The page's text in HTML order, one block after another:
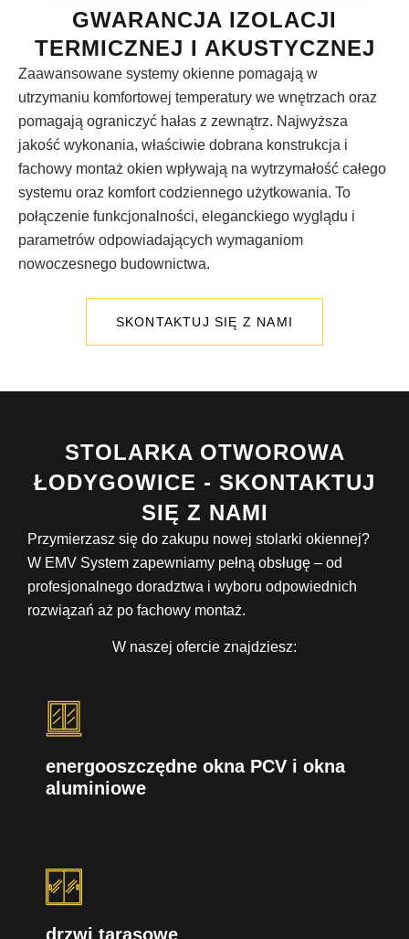
GWARANCJA IZOLACJI
TERMICZNEJ I AKUSTYCZNEJ
Zaawansowane systemy okienne pomagają w
utrzymaniu komfortowej temperatury we wnętrzach oraz
pomagają ograniczyć hałas z zewnątrz. Najwyższa
jakość wykonania, właściwie dobrana konstrukcja i
fachowy montaż okien wpływają na wytrzymałość całego
systemu oraz komfort codziennego użytkowania. To
połączenie funkcjonalności, eleganckiego wyglądu i
parametrów odpowiadających wymaganiom
nowoczesnego budownictwa.
SKONTAKTUJ SIĘ Z NAMI
STOLARKA OTWOROWA
ŁODYGOWICE - SKONTAKTUJ
SIĘ Z NAMI
Przymierzasz się do zakupu nowej stolarki okiennej?
W EMV System zapewniamy pełną obsługę – od
profesjonalnego doradztwa i wyboru odpowiednich
rozwiązań aż po fachowy montaż.
W naszej ofercie znajdziesz:
energooszczędne okna PCV i okna
aluminiowe
drzwi tarasowe